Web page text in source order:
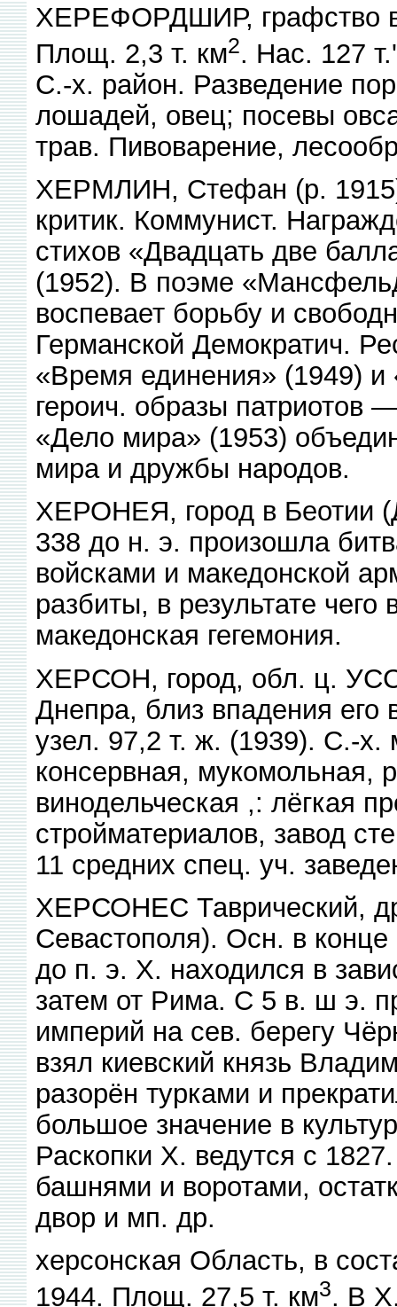
ХЕРЕФОРДШИР, графство в
Площ. 2,3 т. км2. Нас. 127
С.-х. район. Разведение
лошадей, овец; посевы
трав. Пивоварение,
ХЕРМЛИН, Стефан (р.
критик. Коммунист.
стихов «Двадцать две
(1952). В поэме
воспевает борьбу и
Германской Демократич.
«Время единения» (1949)
героич. образы
«Дело мира» (1953)
мира и дружбы народов.
ХЕРОНЕЯ, город в Беотии
338 до н. э. произошла
войсками и македонской
разбиты, в результате чего
македонская гегемония.
ХЕРСОН, город, обл. ц.
Днепра, близ впадения
узел. 97,2 т. ж. (1939). С.-х.
консервная, мукомольная,
винодельческая ,: лёгкая
стройматериалов, завод
11 средних спец. уч.
ХЕРСОНЕС Таврический,
Севастополя). Осн. в
до п. э. X. находился в
затем от Рима. С 5 в. ш э.
империй на сев. берегу
взял киевский князь
разорён турками и
большое значение в
Раскопки X. ведутся с
башнями и воротами,
двор и мп. др.
херсонская Область, в
1944. Площ. 27,5 т. км3. В